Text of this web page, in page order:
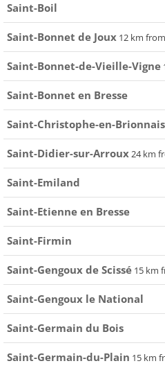
Saint-Boil
Saint-Bonnet de Joux 12 km
Saint-Bonnet-de-Vieille-Vigne
Saint-Bonnet en Bresse
Saint-Christophe-en-Brionnais
Saint-Didier-sur-Arroux24 km
Saint-Emiland
Saint-Etienne en Bresse
Saint-Firmin
Saint-Gengoux de Scissé 15 km
Saint-Gengoux le National
Saint-Germain du Bois
Saint-Germain-du-Plain 15 km